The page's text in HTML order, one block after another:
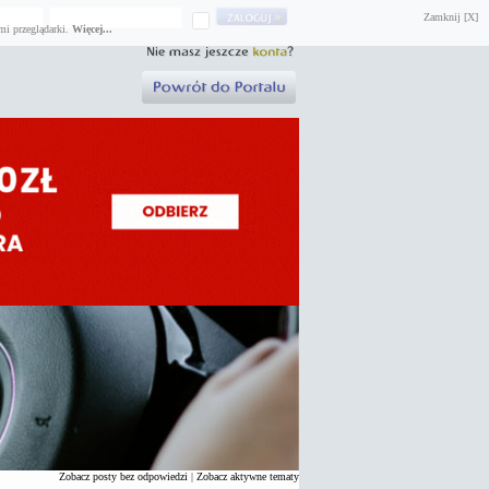
Zamknij [X]
przeglądarki. Więcej...
Zobacz posty bez odpowiedzi | Zobacz aktywne tematy